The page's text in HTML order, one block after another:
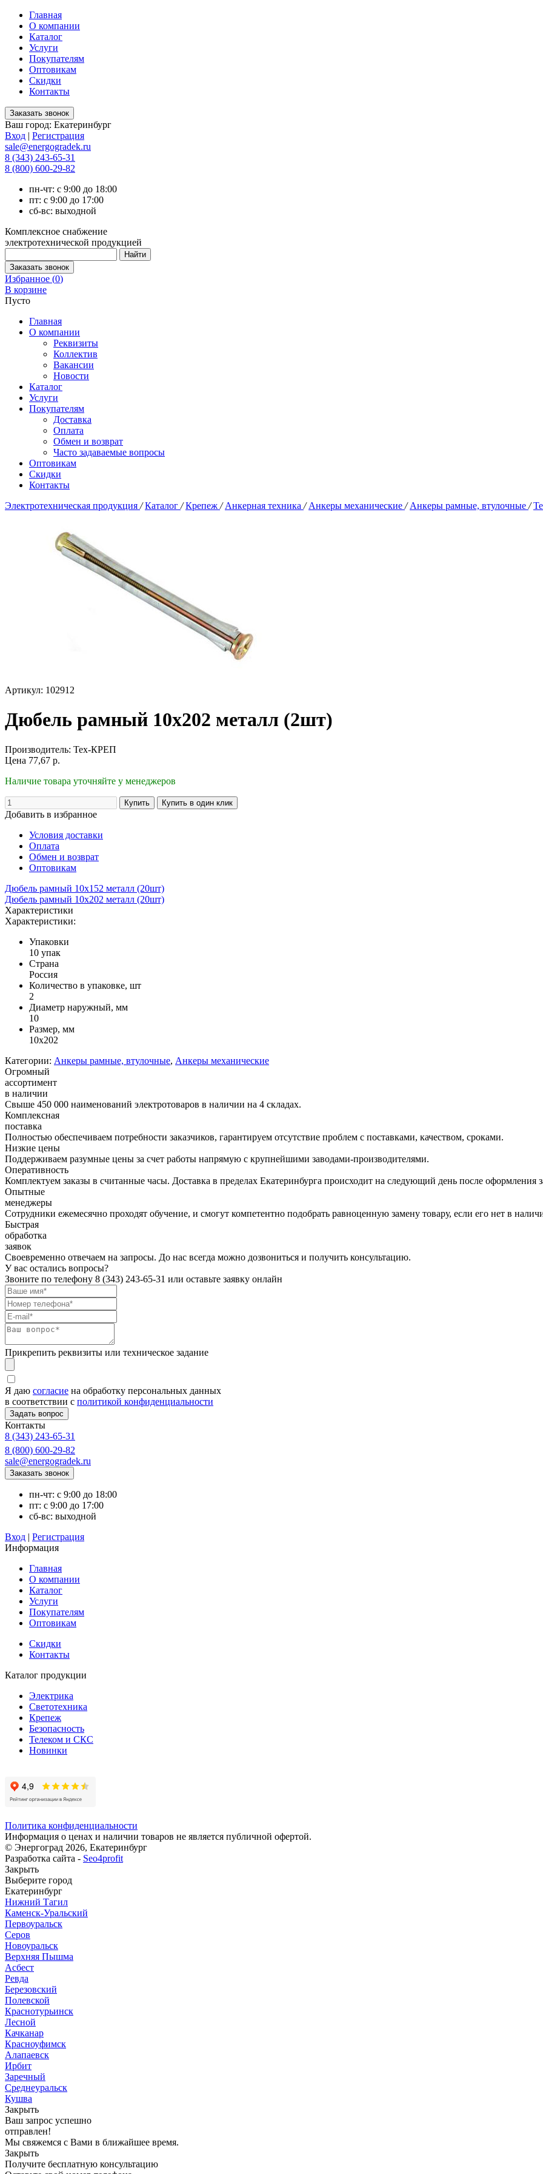
Главная
О компании
Каталог
Услуги
Покупателям
Оптовикам
Скидки
Контакты
Ваш город: Екатеринбург
Вход | Регистрация
sale@energogradek.ru
8 (343) 243-65-31
8 (800) 600-29-82
пн-чт: с 9:00 до 18:00
пт: с 9:00 до 17:00
сб-вс: выходной
Комплексное снабжение
электротехнической продукцией
Избранное (0)
В корзине
Пусто
Главная
О компании
Реквизиты
Коллектив
Вакансии
Новости
Каталог
Услуги
Покупателям
Доставка
Оплата
Обмен и возврат
Часто задаваемые вопросы
Оптовикам
Скидки
Контакты
Электротехническая продукция / Каталог / Крепеж / Анкерная техника / Анкеры механические / Анкеры рамные, втулочные /
Артикул: 102912
Дюбель рамный 10х202 металл (2шт)
Производитель: Тех-КРЕП
Цена 77,67 р.
Наличие товара уточняйте у менеджеров
Добавить в избранное
Условия доставки
Оплата
Обмен и возврат
Оптовикам
Дюбель рамный 10х152 металл (20шт)
Дюбель рамный 10х202 металл (20шт)
Характеристики
Характеристики:
Упаковки
10 упак
Страна
Россия
Количество в упаковке, шт
2
Диаметр наружный, мм
10
Размер, мм
10х202
Категории: Анкеры рамные, втулочные, Анкеры механические
Огромный
ассортимент
в наличии
Свыше 450 000 наименований электротоваров в наличии на 4 складах.
Комплексная
поставка
Полностью обеспечиваем потребности заказчиков, гарантируем отсутствие проблем с поставками, качеством, сроками.
Низкие цены
Поддерживаем разумные цены за счет работы напрямую с крупнейшими заводами-производителями.
Оперативность
Комплектуем заказы в считанные часы. Доставка в пределах Екатеринбурга происходит на следующий день после оформления
Опытные
менеджеры
Сотрудники ежемесячно проходят обучение, и смогут компетентно подобрать равноценную замену товару, если его нет в
Быстрая
обработка
заявок
Своевременно отвечаем на запросы. До нас всегда можно дозвониться и получить консультацию.
У вас остались вопросы?
Звоните по телефону 8 (343) 243-65-31 или оставьте заявку онлайн
Прикрепить реквизиты или техническое задание
Я даю согласие на обработку персональных данных
в соответствии с политикой конфиденциальности
Контакты
8 (343) 243-65-31
8 (800) 600-29-82
sale@energogradek.ru
пн-чт: с 9:00 до 18:00
пт: с 9:00 до 17:00
сб-вс: выходной
Вход | Регистрация
Информация
Главная
О компании
Каталог
Услуги
Покупателям
Оптовикам
Скидки
Контакты
Каталог продукции
Электрика
Светотехника
Крепеж
Безопасность
Телеком и СКС
Новинки
Политика конфиденциальности
Информация о ценах и наличии товаров не является публичной офертой.
© Энергоград 2026, Екатеринбург
Разработка сайта - Seo4profit
Закрыть
Выберите город
Екатеринбург
Нижний Тагил
Каменск-Уральский
Первоуральск
Серов
Новоуральск
Верхняя Пышма
Асбест
Ревда
Березовский
Полевской
Краснотурьинск
Лесной
Качканар
Красноуфимск
Алапаевск
Ирбит
Заречный
Среднеуральск
Кушва
Закрыть
Ваш запрос успешно
отправлен!
Мы свяжемся с Вами в ближайшее время.
Закрыть
Получите бесплатную консультацию